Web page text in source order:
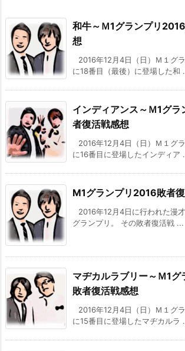
和牛～Ｍ1グランプリ
想
2016年12月4日（日）Ｍ１グ
に18番目（最後）に登場した和
インディアンス～Ｍ1グ
者復活戦感想
2016年12月4日（日）Ｍ１グ
に16番目に登場したインディア
M1グランプリ2016敗者
2016年12月4日に行われた漫
グランプリ。 その敗者復活戦 ...
マヂカルラブリー～Ｍ1
敗者復活戦感想
2016年12月4日（日）Ｍ１グ
に15番目に登場したマヂカルラ